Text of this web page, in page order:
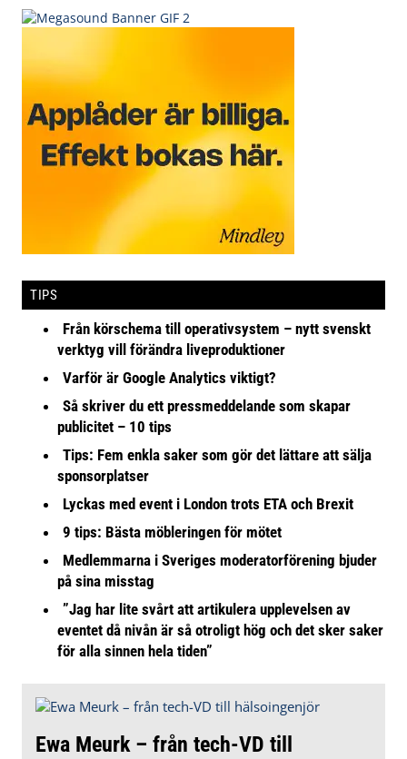
TIPS
Från körschema till operativsystem – nytt svenskt
verktyg vill förändra liveproduktioner
Varför är Google Analytics viktigt?
Så skriver du ett pressmeddelande som skapar
publicitet – 10 tips
Tips: Fem enkla saker som gör det lättare att sälja
sponsorplatser
Lyckas med event i London trots ETA och Brexit
9 tips: Bästa möbleringen för mötet
Medlemmarna i Sveriges moderatorförening bjuder
på sina misstag
”Jag har lite svårt att artikulera upplevelsen av
eventet då nivån är så otroligt hög och det sker saker
för alla sinnen hela tiden”
Ewa Meurk – från tech-VD till